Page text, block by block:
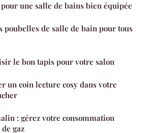
une salle de bains bien équipée
poubelles de salle de bain pour tous
le bon tapis pour votre salon
un coin lecture cosy dans votre
: gérez votre consommation
gaz